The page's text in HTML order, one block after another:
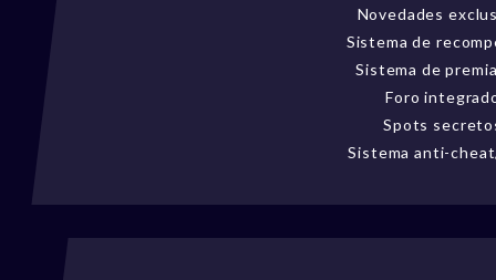
Novedades
Sistema de
Sistema de
Foro
Spots
Sistema anti-